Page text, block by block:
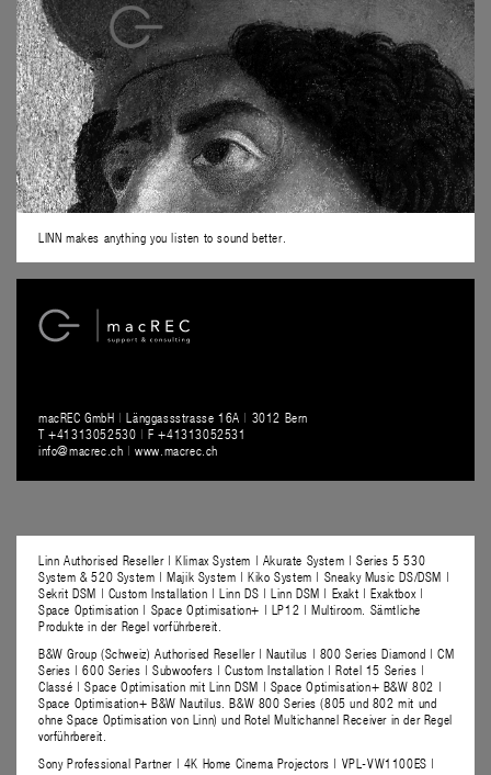
LINN makes anything you listen to sound better.
macREC GmbH | Länggassstrasse 16A | 3012 Bern
T +41313052530 | F +41313052531
info@macrec.ch | www.macrec.ch
Linn Authorised Reseller | Klimax System | Akurate System | Series 5 530
System & 520 System | Majik System | Kiko System | Sneaky Music DS/DSM |
Sekrit DSM | Custom Installation | Linn DS | Linn DSM | Exakt | Exaktbox |
Space Optimisation | Space Optimisation+ | LP12 | Multiroom. Sämtliche
Produkte in der Regel vorführbereit.
B&W Group (Schweiz) Authorised Reseller | Nautilus | 800 Series Diamond | CM
Series | 600 Series | Subwoofers | Custom Installation | Rotel 15 Series |
Classé | Space Optimisation mit Linn DSM | Space Optimisation+ B&W 802 |
Space Optimisation+ B&W Nautilus. B&W 800 Series (805 und 802 mit und
ohne Space Optimisation von Linn) und Rotel Multichannel Receiver in der Regel
vorführbereit.
Sony Professional Partner | 4K Home Cinema Projectors | VPL-VW1100ES |